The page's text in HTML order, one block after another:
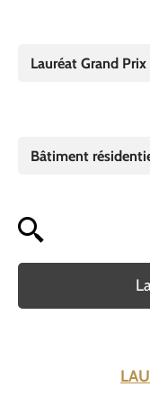
Lauréat Grand Prix
Bâtiment